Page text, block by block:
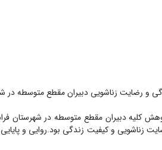
رضایت زناشویی دبیران مقطع متوسطه در
زناشویی و کیفیت زندگی بود.روایی و